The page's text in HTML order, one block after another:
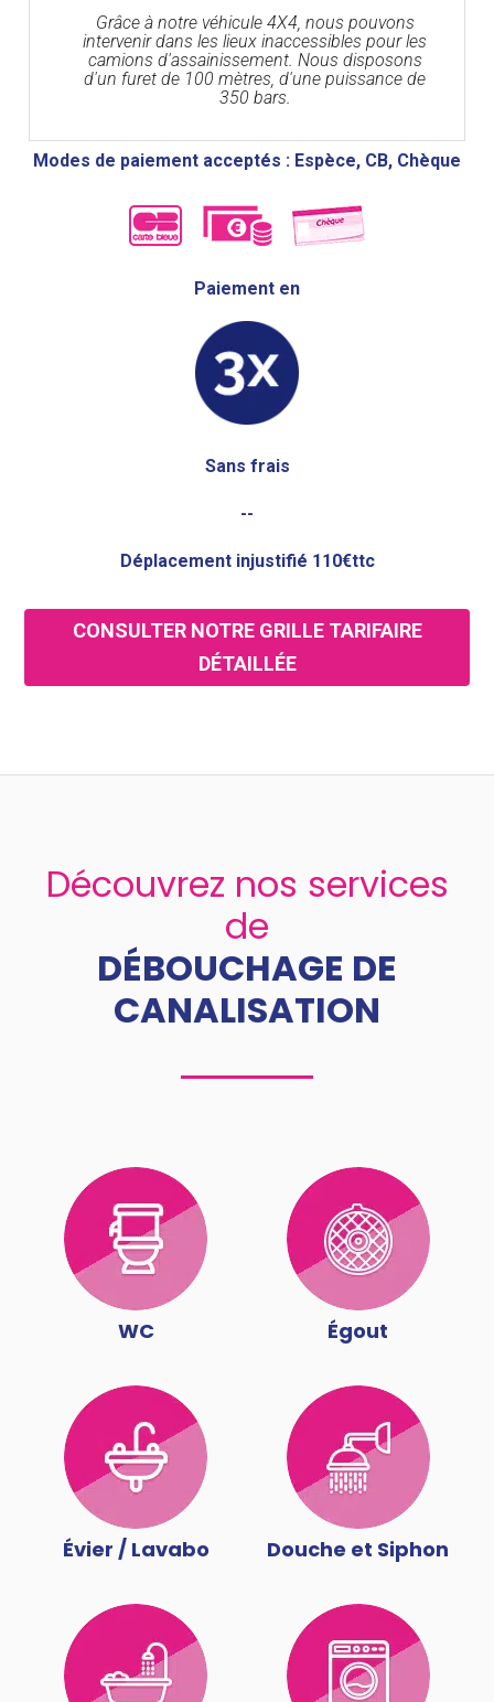
Grâce à notre véhicule 4X4, nous pouvons
intervenir dans les lieux inaccessibles pour les
camions d'assainissement. Nous disposons
d'un furet de 100 mètres, d'une puissance de
350 bars.
Modes de paiement acceptés : Espèce, CB, Chèque
Paiement en
Sans frais
--
Déplacement injustifié 110€ttc
CONSULTER NOTRE GRILLE TARIFAIRE
DÉTAILLÉE
Découvrez nos services
de
DÉBOUCHAGE DE
CANALISATION
WC Égout
Évier / Lavabo Douche et Siphon